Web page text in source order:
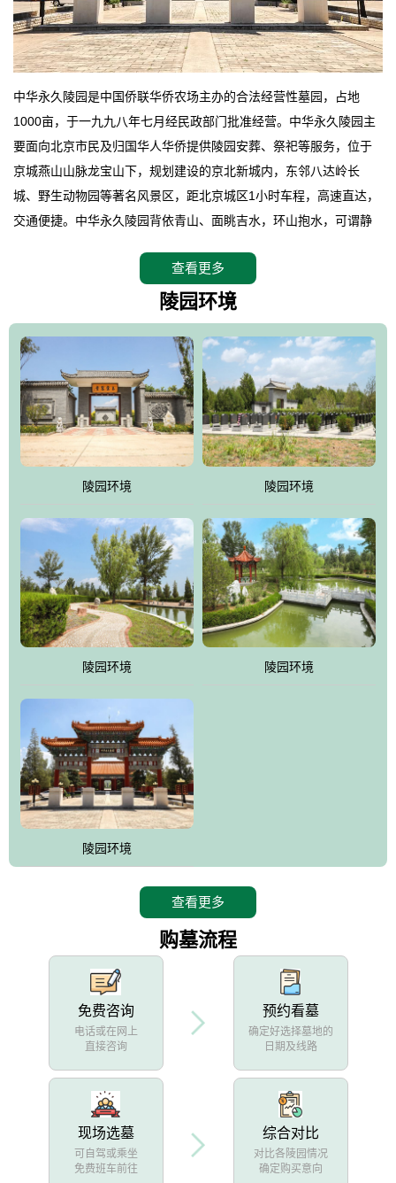
中华永久陵园是中国侨联华侨农场主办的合法经营性墓园，占地
1000亩，于一九九八年七月经民政部门批准经营。中华永久陵园主
要面向北京市民及归国华人华侨提供陵园安葬、祭祀等服务，位于
京城燕山山脉龙宝山下，规划建设的京北新城内，东邻八达岭长
城、野生动物园等著名风景区，距北京城区1小时车程，高速直达，
交通便捷。中华永久陵园背依青山、面眺吉水，环山抱水，可谓静
地。在总体设计上完全以中国传统文化作为前渠，由三条山脊环绕
而成，宛如一把太师椅，呈坐南朝北向，左青龙，右白虎，前朱
环绕挡住了外界的风吹，流动的生气遇到官厅的水又止住了，正好
符合山环水抱，藏风纳气的要求。中华永久陵园风景庄重典雅、气
势如宏，是华北地区最大的平川式墓园，陵园以皇家建筑风格为载
体吸取现代园林艺术之精华
查看更多
陵园环境
陵园环境 陵园环境
陵园环境 陵园环境
陵园环境
查看更多
购墓流程
免费咨询
电话或在网上
直接咨询
预约看墓
确定好选择墓地的
日期及线路
现场选墓
可自驾或乘坐
免费班车前往
综合对比
对比各陵园情况
确定购买意向